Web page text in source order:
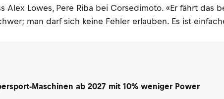
Lowes, Pere Riba bei Corsedimoto. «Er fährt das
man darf sich keine Fehler erlauben. Es ist
Maschinen ab 2027 mit 10% weniger Power